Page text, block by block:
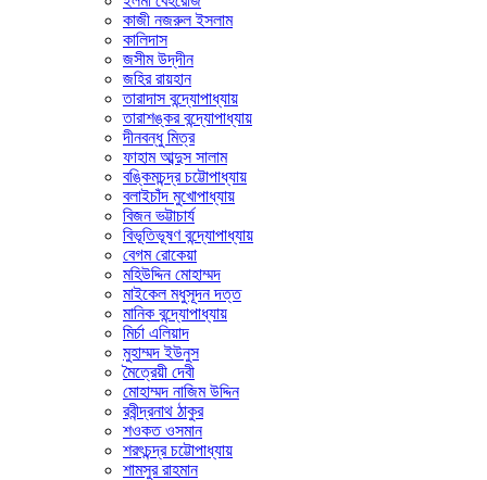
কাজী নজরুল ইসলাম
কালিদাস
জসীম উদ্‌দীন
জহির রায়হান
তারাদাস বন্দ্যোপাধ্যায়
তারাশঙ্কর বন্দ্যোপাধ্যায়
দীনবন্ধু মিত্র
ফাহাম আব্দুস সালাম
বঙ্কিমচন্দ্র চট্টোপাধ্যায়
বলাইচাঁদ মুখোপাধ্যায়
বিজন ভট্টাচার্য
বিভূতিভূষণ বন্দ্যোপাধ্যায়
বেগম রোকেয়া
মহিউদ্দিন মোহাম্মদ
মাইকেল মধুসূদন দত্ত
মানিক বন্দ্যোপাধ্যায়
মির্চা এলিয়াদ
মুহাম্মদ ইউনুস
মৈত্রেয়ী দেবী
মোহাম্মদ নাজিম উদ্দিন
রবীন্দ্রনাথ ঠাকুর
শওকত ওসমান
শরৎচন্দ্র চট্টোপাধ্যায়
শামসুর রাহমান